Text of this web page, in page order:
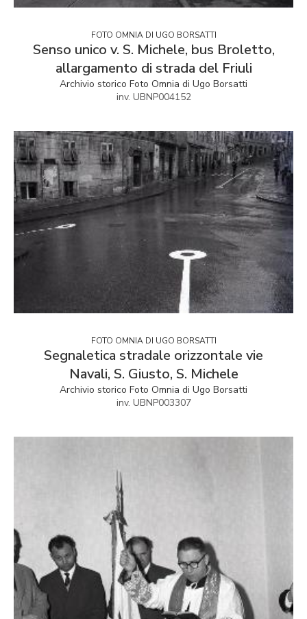
FOTO OMNIA DI UGO BORSATTI
Senso unico v. S. Michele, bus Broletto,
allargamento di strada del Friuli
Archivio storico Foto Omnia di Ugo Borsatti
inv. UBNP004152
FOTO OMNIA DI UGO BORSATTI
Segnaletica stradale orizzontale vie
Navali, S. Giusto, S. Michele
Archivio storico Foto Omnia di Ugo Borsatti
inv. UBNP003307